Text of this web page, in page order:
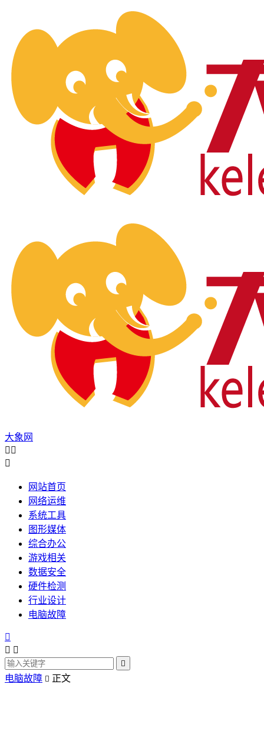
大象网
 

网站首页
网络运维
系统工具
图形媒体
综合办公
游戏相关
数据安全
硬件检测
行业设计
电脑故障

 

电脑故障  正文